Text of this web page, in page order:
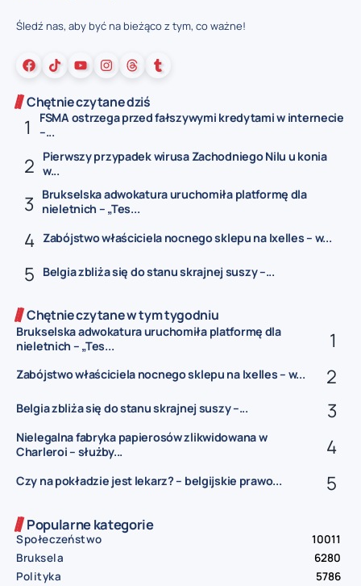
Śledź nas, aby być na bieżąco z tym, co ważne!
Chętnie czytane dziś
FSMA ostrzega przed fałszywymi kredytami w internecie
–...
Pierwszy przypadek wirusa Zachodniego Nilu u konia
w...
Brukselska adwokatura uruchomiła platformę dla
nieletnich – „Tes...
Zabójstwo właściciela nocnego sklepu na Ixelles – w...
Belgia zbliża się do stanu skrajnej suszy –...
Chętnie czytane w tym tygodniu
Brukselska adwokatura uruchomiła platformę dla
nieletnich – „Tes...
Zabójstwo właściciela nocnego sklepu na Ixelles – w...
Belgia zbliża się do stanu skrajnej suszy –...
Nielegalna fabryka papierosów zlikwidowana w
Charleroi – służby...
Czy na pokładzie jest lekarz? – belgijskie prawo...
Popularne kategorie
Społeczeństwo
10011
Bruksela
6280
Polityka
5786